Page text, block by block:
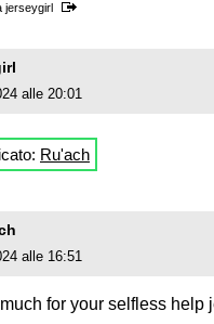
jerseygirl
alle 20:01
Ru'ach
alle 16:51
for your selfless help